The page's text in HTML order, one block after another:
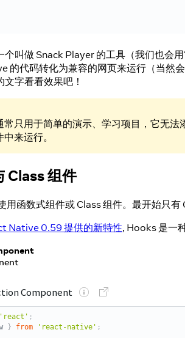
个叫做 Snack Player 的工具（我们也
的代码转化为兼容的网页来运行（当然
字看看效果吧！
常只用于简单的演示、学习项目，它无
中来运行。
Class 组件
用函数式组件或 Class 组件。最开始只
Native 0.59 提供的新特性, Hooks 是一